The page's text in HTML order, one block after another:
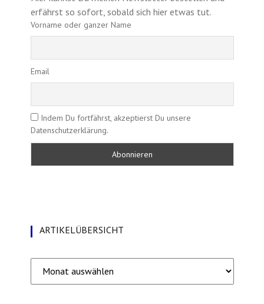
erfährst so sofort, sobald sich hier etwas tut.
Vorname oder ganzer Name
Email
Indem Du fortfährst, akzeptierst Du unsere
Datenschutzerklärung.
ARTIKELÜBERSICHT